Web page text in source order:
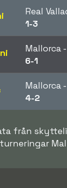
Real
1-3
Mallorca
6-1
Mallorca
4-2
från
turneringar